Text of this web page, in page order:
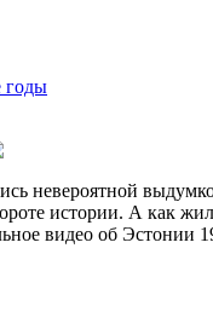
невероятной
истории. А как
видео об Эстонии